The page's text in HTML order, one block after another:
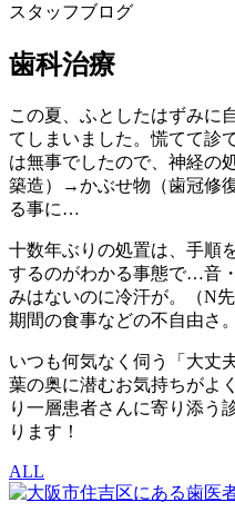
スタッフブログ
歯科治療
この夏、ふとしたはずみに
てしまいました。慌てて診
は無事でしたので、神経の
築造）→かぶせ物（歯冠修
る事に…
十数年ぶりの処置は、手順
するのがわかる事態で…音
みはないのに冷汗が。（N
期間の食事などの不自由さ。
いつも何気なく伺う「大丈
葉の奥に潜むお気持ちがよ
り一層患者さんに寄り添う
ります！
ALL